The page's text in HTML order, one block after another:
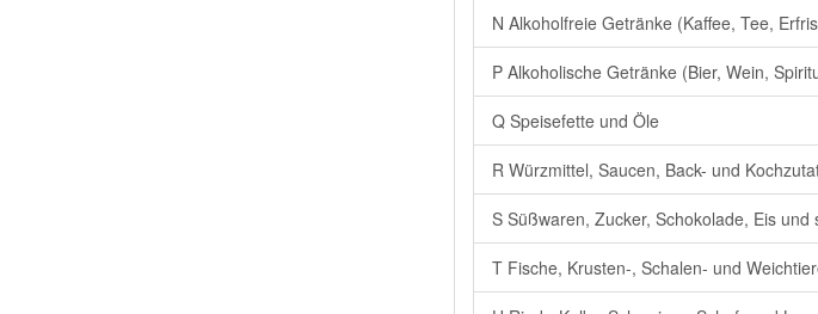
N Alkoholfreie Getränke (Kaffee, Tee,
P Alkoholische Getränke (Bier, Wein,
Q Speisefette und Öle
R Würzmittel, Saucen, Back- und
S Süßwaren, Zucker, Schokolade, Eis und
T Fische, Krusten-, Schalen- und